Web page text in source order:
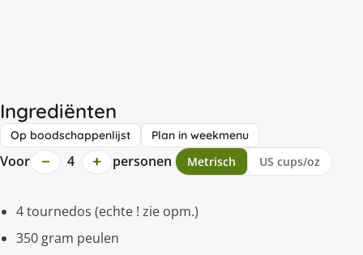
Ingrediënten
Op boodschappenlijst Plan in weekmenu
Voor − 4 + personen Metrisch US cups/oz
4 tournedos (echte ! zie opm.)
350 gram peulen